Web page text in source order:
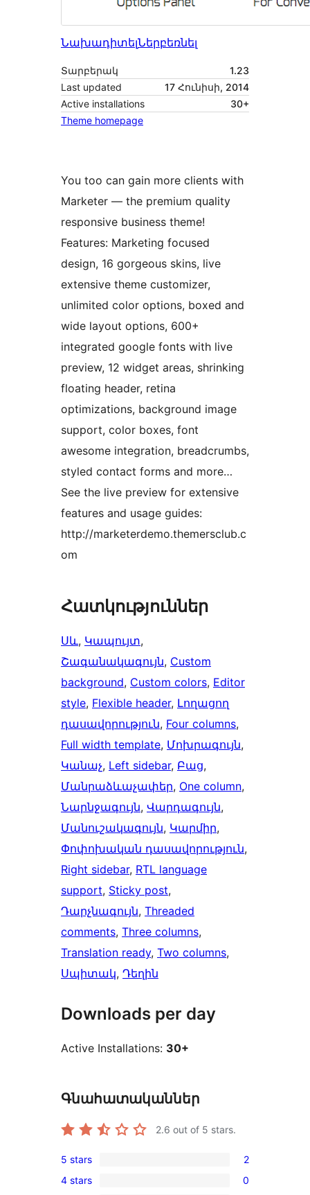
ՆախադիտելՆերբեռնել
Տարբերակ
1.23
Last updated
17 Հունիսի, 2014
Active installations
30+
Theme homepage
You too can gain more clients with
Marketer — the premium quality
responsive business theme!
Features: Marketing focused
design, 16 gorgeous skins, live
extensive theme customizer,
unlimited color options, boxed and
wide layout options, 600+
integrated google fonts with live
preview, 12 widget areas, shrinking
floating header, retina
optimizations, background image
support, color boxes, font
awesome integration, breadcrumbs,
styled contact forms and more…
See the live preview for extensive
features and usage guides:
http://marketerdemo.themersclub.c
om
Հատկություններ
Սև, Կապույտ
Շագանակագույն, Custom
background, Custom colors, Editor
style, Flexible header, Լողացող
դասավորություն, Four columns
Full width template, Մոխրագույն
Կանաչ, Left sidebar, Բաց
Մանրաձևաչափեր, One column
Նարնջագույն, Վարդագույն
Մանուշակագույն, Կարմիր
Փոփոխական դասավորություն
Right sidebar, RTL language
support, Sticky post
Դարչնագույն, Threaded
comments, Three columns
Translation ready, Two columns
Սպիտակ, Դեղին
Downloads per day
Active Installations: 30+
Գնահատականներ
2.6 out of 5 stars.
2
5-
5 stars 2
0
4 stars
0